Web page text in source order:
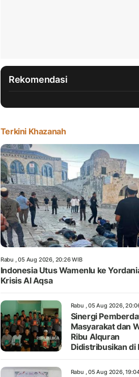
Rekomendasi
Terkini Khazanah
Rabu , 05 Aug 2026, 20:26 WIB
Indonesia Utus Wamenlu ke
Krisis Al Aqsa
Rabu , 05 Aug 2026,
Sinergi
Masyarakat dan
Ribu Alquran
Didistribusikan di
Rabu , 05 Aug 2026,